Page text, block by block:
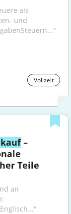
als
und
Vollzeit
–
Teile
an